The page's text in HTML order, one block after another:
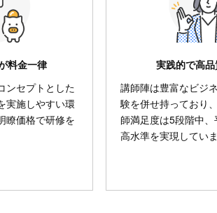
料金一律
ンセプトとした
実施しやすい環
瞭価格で研修を
実践的で高
講師陣は豊富なビジ
験を併せ持っており
師満足度は5段階中
高水準を実現していま